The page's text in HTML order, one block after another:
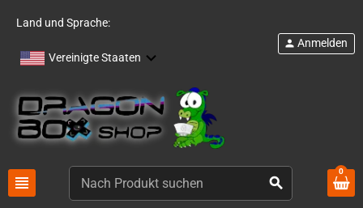
Land und Sprache:
Vereinigte Staaten
view_headline search
person Anmelden
0